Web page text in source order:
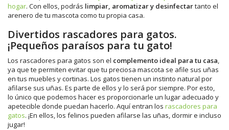
hogar. Con ellos, podrás limpiar, aromatizar y desinfectartanto el
arenero de tu mascota como tu propia casa.
Divertidos rascadores para gatos.
¡Pequeños paraísos para tu gato!
Los rascadores para gatos son el complemento ideal para tu casa,
ya que te permiten evitar que tu preciosa mascota se afile sus uñas
en tus muebles y cortinas. Los gatos tienen un instinto natural por
afilarse sus uñas. Es parte de ellos y lo será por siempre. Por esto,
lo único que podemos hacer es proporcionarle un lugar adecuado y
apetecible donde puedan hacerlo. Aquí entran los rascadores para
gatos. ¡En ellos, los felinos pueden afilarse las uñas, dormir e incluso
jugar!